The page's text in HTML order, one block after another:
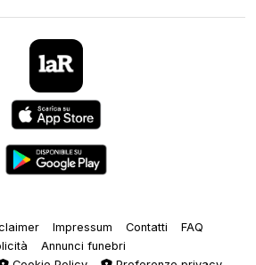
Impressum Contatti
FAQ
Annunci funebri